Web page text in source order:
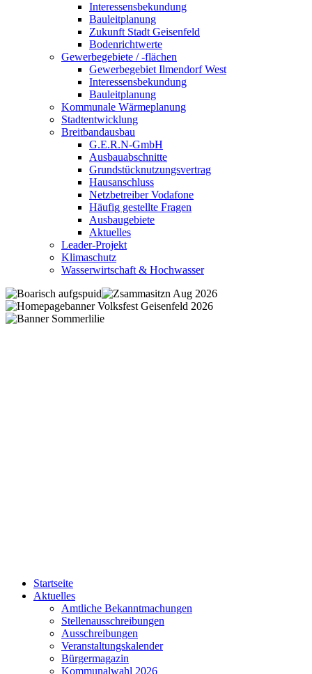
Interessensbekundung
Bauleitplanung
Zukunft Stadt Geisenfeld
Bodenrichtwerte
Gewerbegebiete / -flächen
Gewerbegebiet Ilmendorf West
Interessensbekundung
Bauleitplanung
Kommunale Wärmeplanung
Stadtentwicklung
Breitbandausbau
G.E.R.N-GmbH
Ausbauabschnitte
Grundstücknutzungsvertrag
Hausanschluss
Netzbetreiber Vodafone
Häufig gestellte Fragen
Ausbaugebiete
Aktuelles
Leader-Projekt
Klimaschutz
Wasserwirtschaft & Hochwasser
Startseite
Aktuelles
Amtliche Bekanntmachungen
Stellenausschreibungen
Ausschreibungen
Veranstaltungskalender
Bürgermagazin
Kommunalwahl 2026